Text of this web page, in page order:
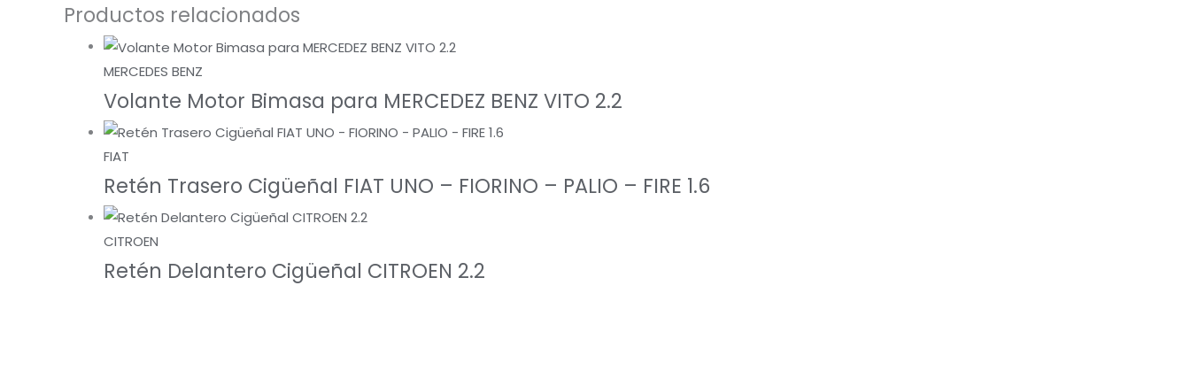
Productos relacionados
MERCEDES BENZ
Volante Motor Bimasa para MERCEDEZ BENZ VITO 2.2
FIAT
Retén Trasero Cigüeñal FIAT UNO – FIORINO – PALIO – FIRE 1.6
CITROEN
Retén Delantero Cigüeñal CITROEN 2.2